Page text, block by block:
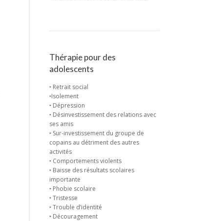
Thérapie pour des
adolescents
‣ Retrait social
‣Isolement
‣ Dépression
‣ Désinvestissement des relations avec
ses amis
‣ Sur-investissement du groupe de
copains au détriment des autres
activités
‣ Comportements violents
‣ Baisse des résultats scolaires
importante
‣ Phobie scolaire
‣ Tristesse
‣ Trouble d’identité
‣ Découragement